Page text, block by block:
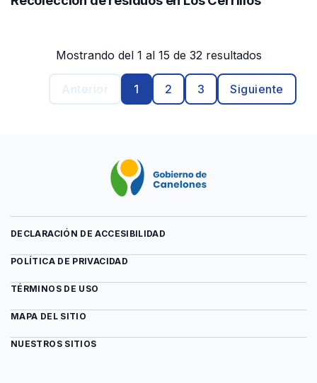
Mostrando del 1 al 15 de 32 resultados
Anterior 1 2 3 Siguiente
DECLARACIÓN DE ACCESIBILIDAD
POLÍTICA DE PRIVACIDAD
TÉRMINOS DE USO
MAPA DEL SITIO
NUESTROS SITIOS